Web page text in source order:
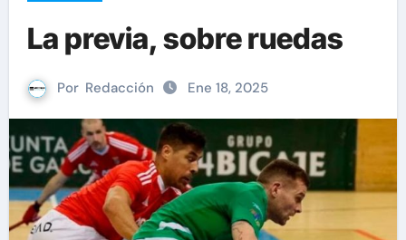
La previa, sobre ruedas
Por Redacción Ene 18, 2025